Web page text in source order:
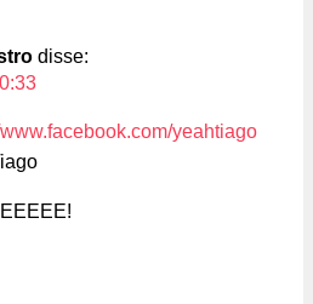
disse:
yeahtiago